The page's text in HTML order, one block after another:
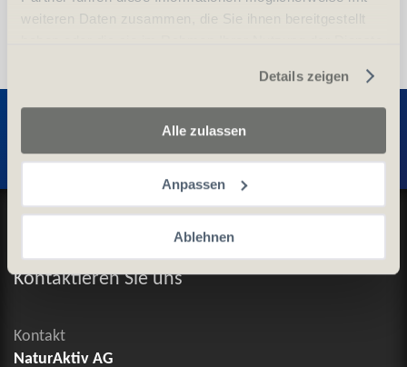
weiteren Daten zusammen, die Sie ihnen bereitgestellt
Details zeigen
Alle zulassen
Anpassen
Ablehnen
Entdecken Sie weitere Produkte
Datenschutz und Cookie-Richtlinien
Allgemeine Geschäftsbedingungen
Kontaktieren Sie uns
Kontakt
NaturAktiv AG